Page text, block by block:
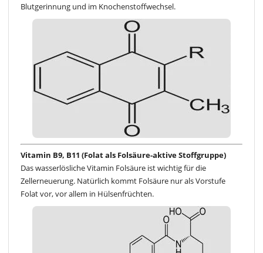
Blutgerinnung und im Knochenstoffwechsel.
Vitamin B9, B11 (Folat als Folsäure-aktive Stoffgruppe)
Das wasserlösliche Vitamin Folsäure ist wichtig für die
Zellerneuerung. Natürlich kommt Folsäure nur als Vorstufe
Folat vor, vor allem in Hülsenfrüchten.